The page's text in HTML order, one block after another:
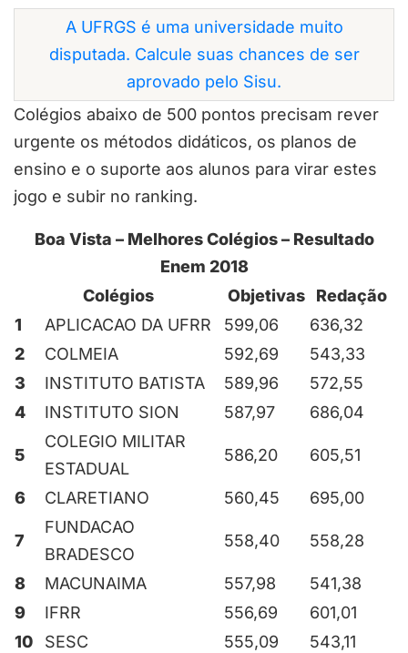
A UFRGS é uma universidade muito
disputada. Calcule suas chances de ser
aprovado pelo Sisu.
Colégios abaixo de 500 pontos precisam rever
urgente os métodos didáticos, os planos de
ensino e o suporte aos alunos para virar estes
jogo e subir no ranking.
Boa Vista – Melhores Colégios – Resultado
Enem 2018
Colégios
Objetivas
Redação
1
APLICACAO DA UFRR 599,06
636,32
2
COLMEIA 592,69
543,33
3
INSTITUTO BATISTA 589,96
572,55
4
INSTITUTO SION 587,97 686,04
5
COLEGIO MILITAR
ESTADUAL
586,20 605,51
6 CLARETIANO 560,45 695,00
7
FUNDACAO
BRADESCO
558,40 558,28
8 MACUNAIMA 557,98
541,38
9
IFRR 556,69
601,01
10
SESC 555,09 543,11